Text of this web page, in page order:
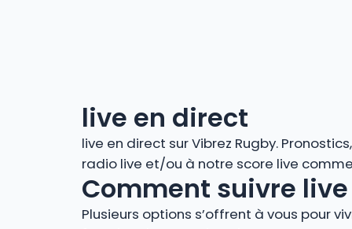
live en direct
live en direct sur Vibrez Rugby.
radio live et/ou à notre score live
Comment suivre
Plusieurs options s’offrent à vous pour